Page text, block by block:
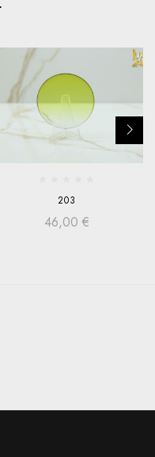
203
46,00 €